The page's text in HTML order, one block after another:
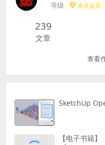
等级 永久会员
239
文章
查看
SketchUp
【电子书籍